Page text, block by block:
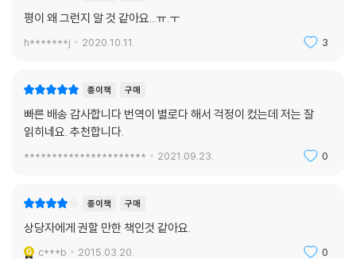
평이 왜 그런지 알 것 같아요...ㅠ.ㅜ
h*******j 2020.10.11. 3
종이책 구매
빠른 배송 감사합니다 번역이 별로다 해서 걱정이 컸는데 저는 잘
읽히네요. 추천합니다.
********************** 2021.09.23. 0
종이책 구매
상당자에게 권할 만한 책인것 같아요.
c***b 2015.03.20. 0